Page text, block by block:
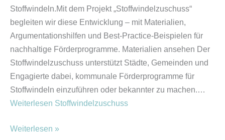
Stoffwindeln.Mit dem Projekt „Stoffwindelzuschuss“
begleiten wir diese Entwicklung – mit Materialien,
Argumentationshilfen und Best-Practice-Beispielen für
nachhaltige Förderprogramme. Materialien ansehen Der
Stoffwindelzuschuss unterstützt Städte, Gemeinden und
Engagierte dabei, kommunale Förderprogramme für
Stoffwindeln einzuführen oder bekannter zu machen.…
Weiterlesen Stoffwindelzuschuss
Weiterlesen »